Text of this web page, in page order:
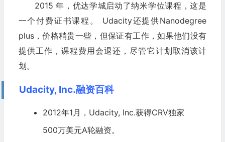
2015 年，优达学城启动了纳米学位课程，这是
一个付费证书课程。 Udacity还提供Nanodegree
plus，价格稍贵一些，但保证有工作，如果他们没有
提供工作，课程费用会退还，尽管它计划取消该计
划。
Udacity, Inc.融资百科
2012年1月，Udacity, Inc.获得CRV独家
500万美元A轮融资。